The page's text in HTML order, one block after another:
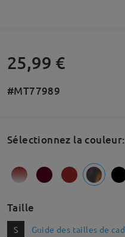
25,99 €
#MT77989
Sélectionnez la couleur:
Taille
S Guide des tailles de